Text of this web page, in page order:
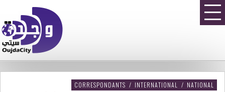
CORRESPONDANTS / INTERNATIONAL / NATIONAL